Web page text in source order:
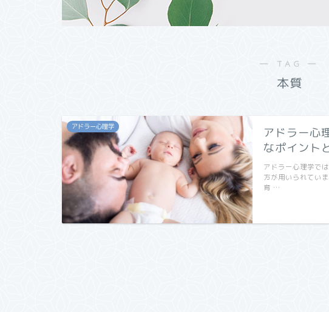
― TAG ―
本質
アドラー心理学
アドラー心
なポイント
アドラー心理学で
方が用いられてい
育 …